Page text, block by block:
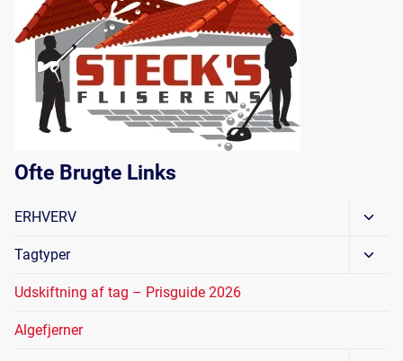
Ofte Brugte Links
ERHVERV
Skift
Tagtyper
Skift
Udskiftning af tag – Prisguide 2026
Algefjerner